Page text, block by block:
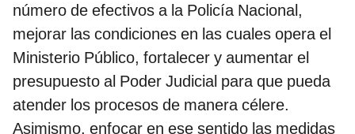
número de efectivos a la Policía Nacional,
mejorar las condiciones en las cuales opera el
Ministerio Público, fortalecer y aumentar el
presupuesto al Poder Judicial para que pueda
atender los procesos de manera célere.
Asimismo, enfocar en ese sentido las medidas